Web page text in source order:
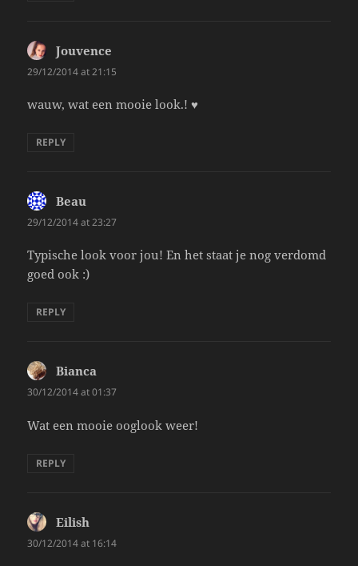
Jouvence
29/12/2014 at 21:15
wauw, wat een mooie look.! ♥
REPLY
Beau
29/12/2014 at 23:27
Typische look voor jou! En het staat je nog verdomd
goed ook :)
REPLY
Bianca
30/12/2014 at 01:37
Wat een mooie ooglook weer!
REPLY
Eilish
30/12/2014 at 16:14